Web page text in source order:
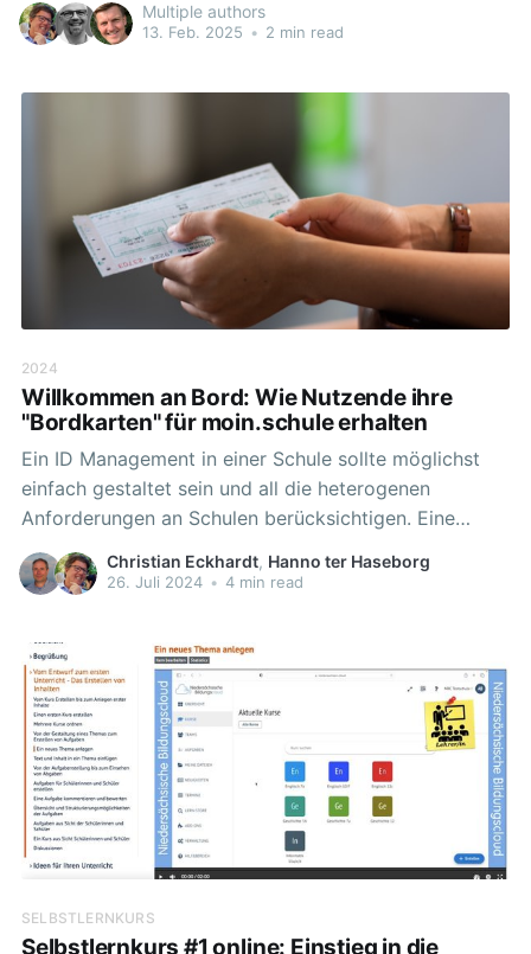
Multiple authors
13. Feb. 2025 • 2 min read
2024
Willkommen an Bord: Wie Nutzende ihre
"Bordkarten" für moin.schule erhalten
Ein ID Management in einer Schule sollte möglichst
einfach gestaltet sein und all die heterogenen
Anforderungen an Schulen berücksichtigen. Eine
große Herausforderung ist es, die Nutzenden mit dem
altersgerechten Zugang zu versorgen. Moin.schule
personalisierten Anmeldedaten zukommen zu
Christian Eckhardt, Hanno ter Haseborg
26. Juli 2024 • 4 min read
SELBSTLERNKURS
Selbstlernkurs #1 online: Einstieg in die